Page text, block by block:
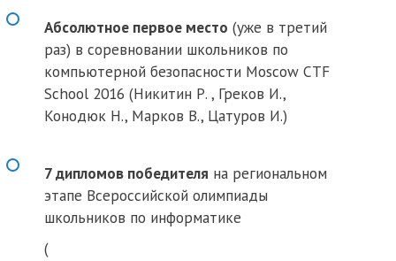
Абсолютное первое место (уже в третий
раз) в соревновании школьников по
компьютерной безопасности Moscow CTF
School 2016 (Никитин Р. , Греков И.,
Конодюк Н., Марков В., Цатуров И.)
7 дипломов победителя на региональном
этапе Всероссийской олимпиады
школьников по информатике
(